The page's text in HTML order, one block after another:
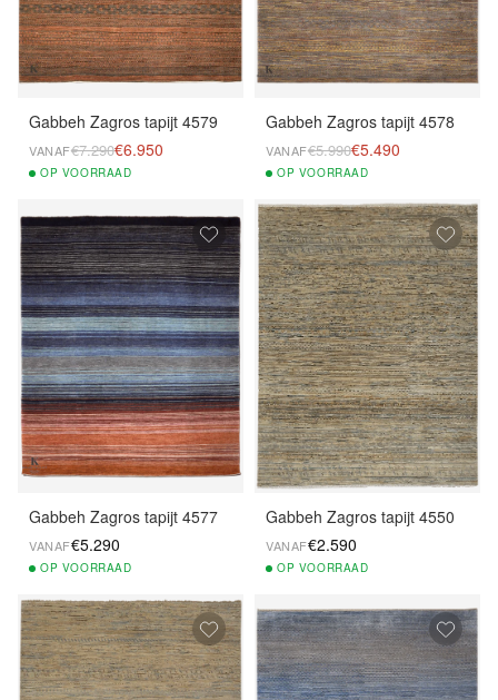
Gabbeh Zagros tapijt 4579
VANAF€7.290€6.950
OP VOORRAAD
Gabbeh Zagros tapijt 4578
VANAF€5.990€5.490
OP VOORRAAD
Gabbeh Zagros tapijt 4577
VANAF€5.290
OP VOORRAAD
Gabbeh Zagros tapijt 4550
VANAF€2.590
OP VOORRAAD